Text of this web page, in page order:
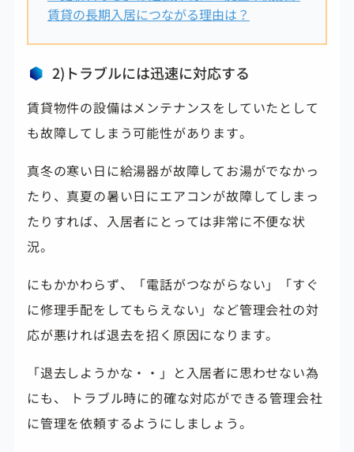
賃貸の長期入居につながる理由は？
2)トラブルには迅速に対応する
賃貸物件の設備はメンテナンスをしていたとして
も故障してしまう可能性があります。
真冬の寒い日に給湯器が故障してお湯がでなかっ
たり、真夏の暑い日にエアコンが故障してしまっ
たりすれば、入居者にとっては非常に不便な状
況。
にもかかわらず、「電話がつながらない」「すぐ
に修理手配をしてもらえない」など管理会社の対
応が悪ければ退去を招く原因になります。
「退去しようかな・・」と入居者に思わせない為
にも、 トラブル時に的確な対応ができる管理会社
に管理を依頼するようにしましょう。